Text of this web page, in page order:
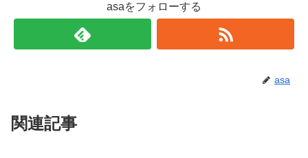
asaをフォローする
asa
関連記事